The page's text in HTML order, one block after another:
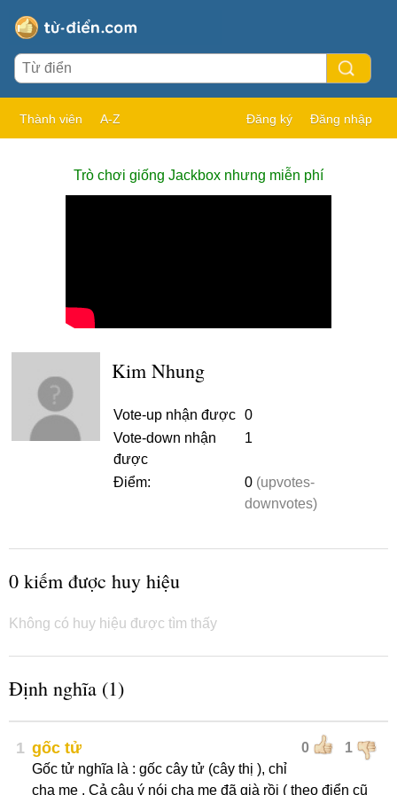
Thành viên A-Z Đăng ký Đăng nhập
Trò chơi giống Jackbox nhưng miễn phí
Kim Nhung
Vote-up nhận được 0
Vote-down nhận
được
1
Điểm: 0 (upvotes-
downvotes)
0 kiếm được huy hiệu
Không có huy hiệu được tìm thấy
Định nghĩa (1)
1 0 1
gốc tử
Gốc tử nghĩa là : gốc cây tử (cây thị ), chỉ
cha mẹ . Cả câu ý nói cha mẹ đã già rồi ( theo điển cũ